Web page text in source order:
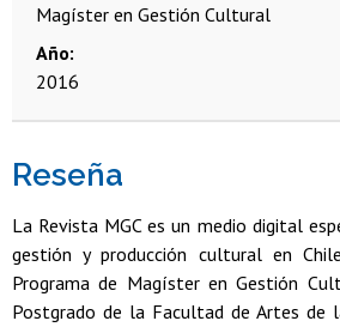
Magíster en Gestión Cultural
Año
2016
Reseña
La Revista MGC es un medio digital
gestión y producción cultural en
Programa de Magíster en Gestión
Postgrado de la Facultad de Artes de